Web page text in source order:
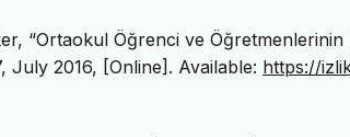
“Ortaokul Öğrenci ve Öğretmenlerinin
July 2016, [Online]. Available: https://